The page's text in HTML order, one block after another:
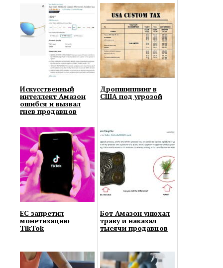
Искусственный
интеллект Амазон
ошибся и вызвал
гнев продавцов
Дропшиппинг в
США под угрозой
ЕС запретил
монетизацию
TikTok
Бот Амазон унюхал
траву и наказал
тысячи продавцов